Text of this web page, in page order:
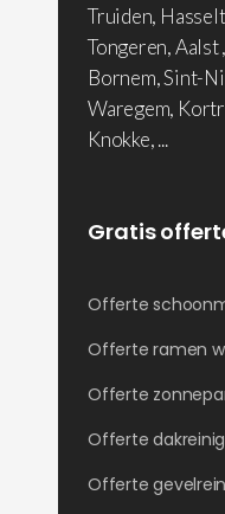
Truiden,
Tongeren, Aalst
Bornem, Sint-
Waregem,
Knokke, ...
Gratis
Offerte
Offerte ramen
Offerte
Offerte
Offerte